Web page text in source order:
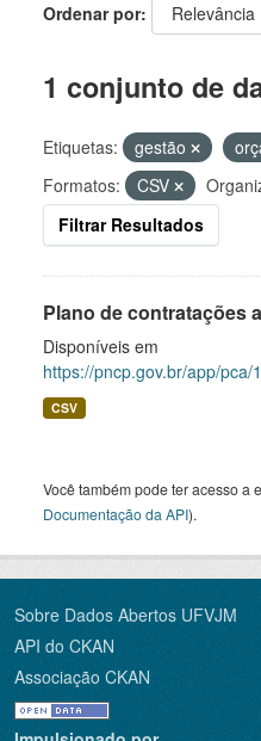
Ordenar por
1 conjunto de
Etiquetas: gestão
Formatos:
CSV
Filtrar Resultados
Plano de contratações
Disponíveis em
https://pncp.gov.br/app/
CSV
Você também pode ter acesso a
Documentação da API).
Sobre Dados Abertos UFVJM
API do CKAN
Associação CKAN